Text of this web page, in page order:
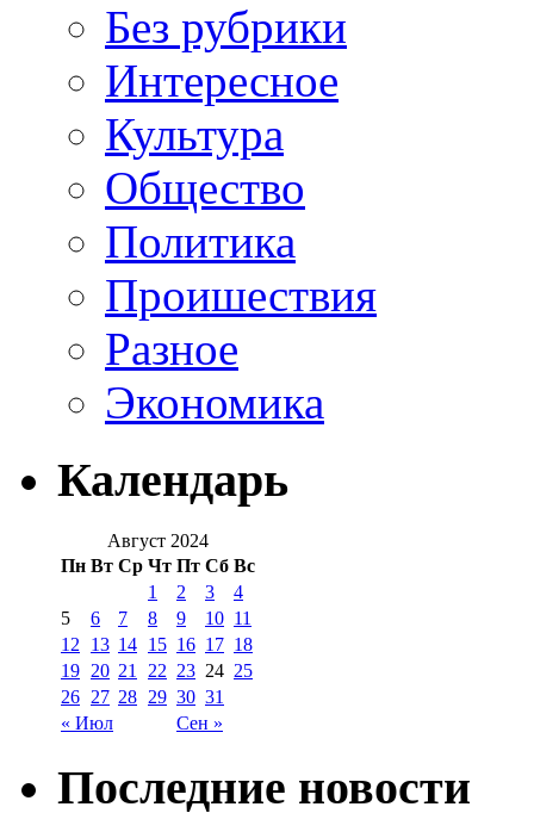
Без рубрики
Интересное
Культура
Общество
Политика
Проишествия
Разное
Экономика
Календарь
Август 2024
Пн Вт Ср Чт Пт Сб Вс
« Июл Сен »
1 2 3
4
5
6 7 8 9 10 11
12
13 14 15 16 17 18
19 20 21 22 23 24 25
26 27 28 29 30 31
Последние новости